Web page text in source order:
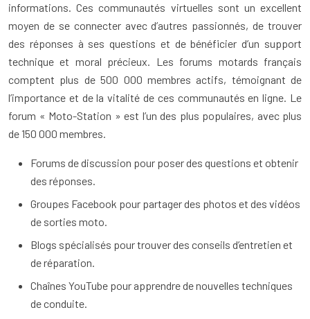
informations. Ces communautés virtuelles sont un excellent
moyen de se connecter avec d’autres passionnés, de trouver
des réponses à ses questions et de bénéficier d’un support
technique et moral précieux. Les forums motards français
comptent plus de 500 000 membres actifs, témoignant de
l’importance et de la vitalité de ces communautés en ligne. Le
forum « Moto-Station » est l’un des plus populaires, avec plus
de 150 000 membres.
Forums de discussion pour poser des questions et obtenir
des réponses.
Groupes Facebook pour partager des photos et des vidéos
de sorties moto.
Blogs spécialisés pour trouver des conseils d’entretien et
de réparation.
Chaînes YouTube pour apprendre de nouvelles techniques
de conduite.